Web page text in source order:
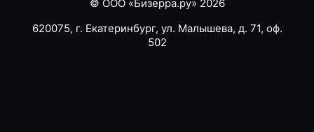
© ООО «Бизерра.ру» 2026
620075, г. Екатеринбург, ул. Малышева, д. 71, оф.
502